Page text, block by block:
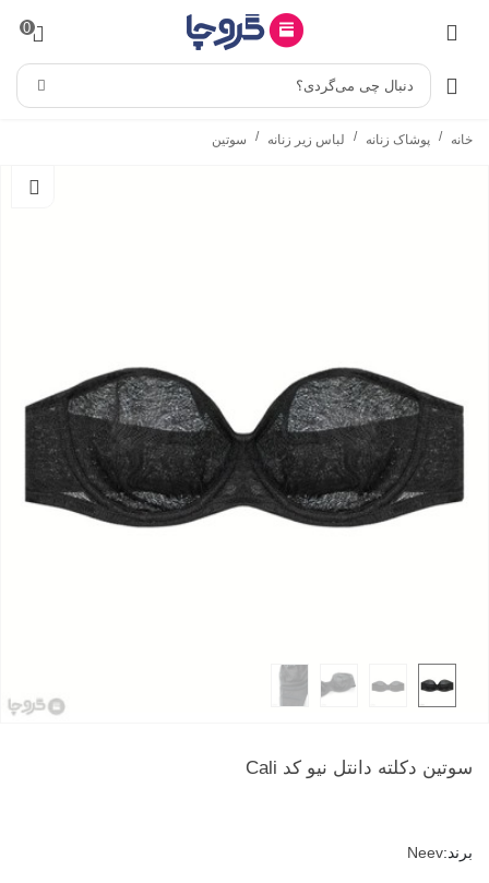
0
دنبال چی می‌گردی؟
خانه / پوشاک زنانه / لباس زیر زنانه / سوتین
سوتین دکلته دانتل نیو کد Cali
برند:Neev